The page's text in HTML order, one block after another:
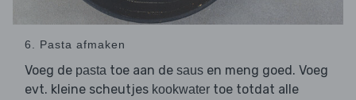
6. Pasta afmaken
Voeg de pasta toe aan de saus en meng goed. Voeg
evt. kleine scheutjes kookwater toe totdat alle